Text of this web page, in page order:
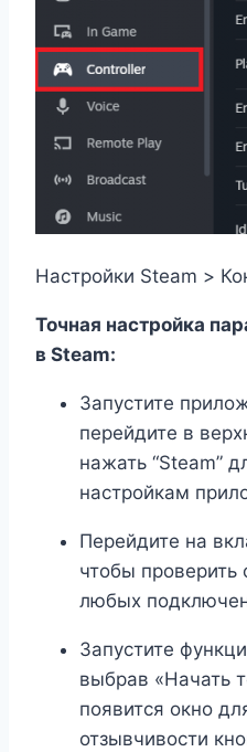
Настройки Steam >
Точная настройка
в Steam:
Запустите
перейдите в
нажать “Steam”
настройкам
Перейдите на
чтобы
любых
Запустите
выбрав «Начать
появится окно
отзывчивости